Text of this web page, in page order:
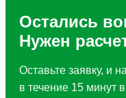
Остались
Нужен
Оставьте заявку, и
в течение 15 минут